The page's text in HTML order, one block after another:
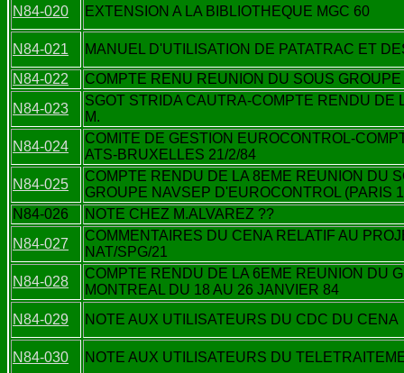
N84-020
EXTENSION A LA BIBLIOTHEQUE MGC 60
N84-021
MANUEL D'UTILISATION DE PATATRAC ET
N84-022
COMPTE RENU REUNION DU SOUS
N84-023
SGOT STRIDA CAUTRA-COMPTE RENDU
M.
N84-024
COMITE DE GESTION EUROCONTROL-
ATS-BRUXELLES 21/2/84
N84-025
COMPTE RENDU DE LA 8EME REUNION DU
GROUPE NAVSEP D'EUROCONTROL (PARIS
N84-026
NOTE CHEZ M.ALVAREZ ??
N84-027
COMMENTAIRES DU CENA RELATIF AU
NAT/SPG/21
N84-028
COMPTE RENDU DE LA 6EME REUNION DU
MONTREAL DU 18 AU 26 JANVIER 84
N84-029
NOTE AUX UTILISATEURS DU CDC DU CENA
N84-030 NOTE AUX UTILISATEURS DU